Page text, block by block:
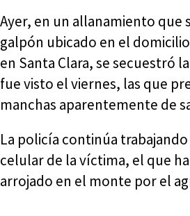
Ayer, en un allanamiento que
galpón ubicado en el
en Santa Clara, se secuestró
fue visto el viernes, las que
manchas aparentemente de
La policía continúa
celular de la víctima, el que
arrojado en el monte por el